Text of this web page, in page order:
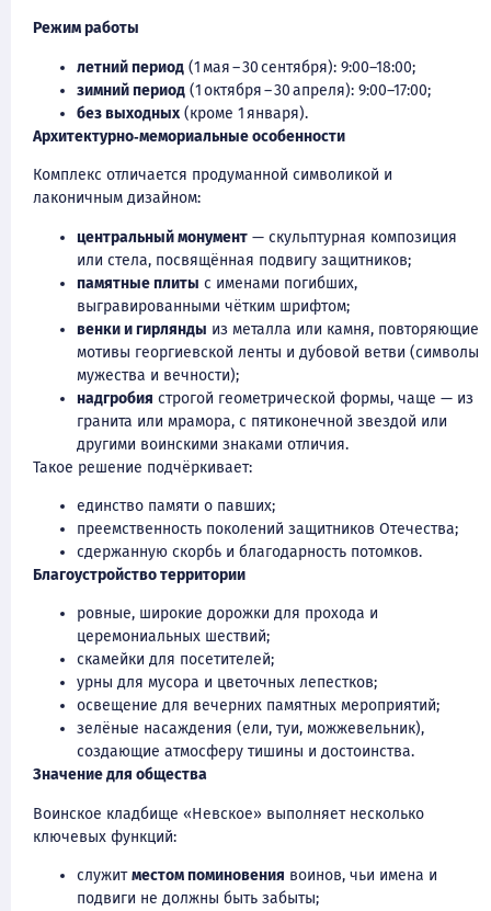
Режим работы
летний период (1 мая – 30 сентября): 9:00–18:00;
зимний период (1 октября – 30 апреля): 9:00–17:00;
без выходных (кроме 1 января).
Архитектурно‑мемориальные особенности
Комплекс отличается продуманной символикой и
лаконичным дизайном:
центральный монумент — скульптурная композиция
или стела, посвящённая подвигу защитников;
памятные плиты с именами погибших,
выгравированными чётким шрифтом;
венки и гирлянды из металла или камня, повторяющие
мотивы георгиевской ленты и дубовой ветви (символы
мужества и вечности);
надгробия строгой геометрической формы, чаще — из
гранита или мрамора, с пятиконечной звездой или
другими воинскими знаками отличия.
Такое решение подчёркивает:
единство памяти о павших;
преемственность поколений защитников Отечества;
сдержанную скорбь и благодарность потомков.
Благоустройство территории
ровные, широкие дорожки для прохода и
церемониальных шествий;
скамейки для посетителей;
урны для мусора и цветочных лепестков;
освещение для вечерних памятных мероприятий;
зелёные насаждения (ели, туи, можжевельник),
создающие атмосферу тишины и достоинства.
Значение для общества
Воинское кладбище «Невское» выполняет несколько
ключевых функций:
служитместом поминовения воинов, чьи имена и
подвиги не должны быть забыты;